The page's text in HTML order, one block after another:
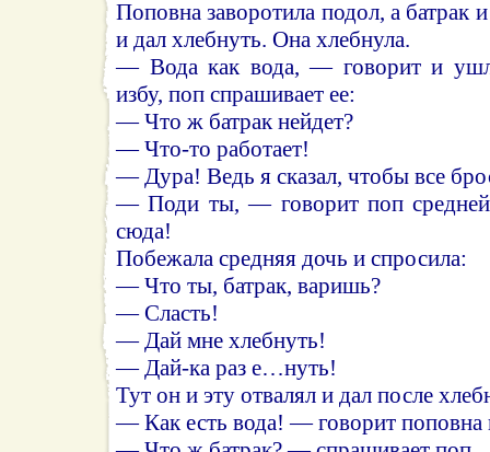
Поповна заворотила подол, а батрак
и дал хлебнуть. Она хлебнула.
— Вода как вода, — говорит и
избу, поп спрашивает ее:
— Что ж батрак нейдет?
— Что-то работает!
— Дура! Ведь я сказал, чтобы все
— Поди ты, — говорит поп
сюда!
Побежала средняя дочь и спросила:
— Что ты, батрак, варишь?
— Сласть!
— Дай мне хлебнуть!
— Дай-ка раз е…нуть!
Тут он и эту отвалял и дал после
— Как есть вода! — говорит поповна